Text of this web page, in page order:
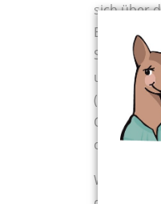
sich über
Schock
uns
(herrlicher
Obst ist
oder Es
Wenn wir